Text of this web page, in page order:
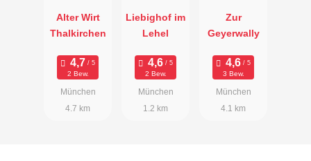
Alter Wirt
Thalkirchen
2 Bew.
München
4.7 km
Liebighof im
Lehel
2 Bew.
München
1.2 km
Zur
Geyerwally
3 Bew.
München
4.1 km